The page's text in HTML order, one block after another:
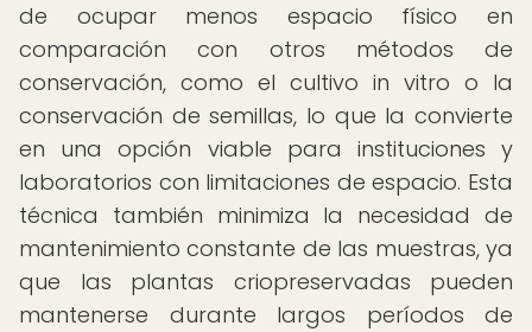
de ocupar menos espacio físico en
comparación con otros métodos de
conservación, como el cultivo in vitro o la
conservación de semillas, lo que la convierte
en una opción viable para instituciones y
laboratorios con limitaciones de espacio. Esta
técnica también minimiza la necesidad de
mantenimiento constante de las muestras, ya
que las plantas criopreservadas pueden
mantenerse durante largos períodos de